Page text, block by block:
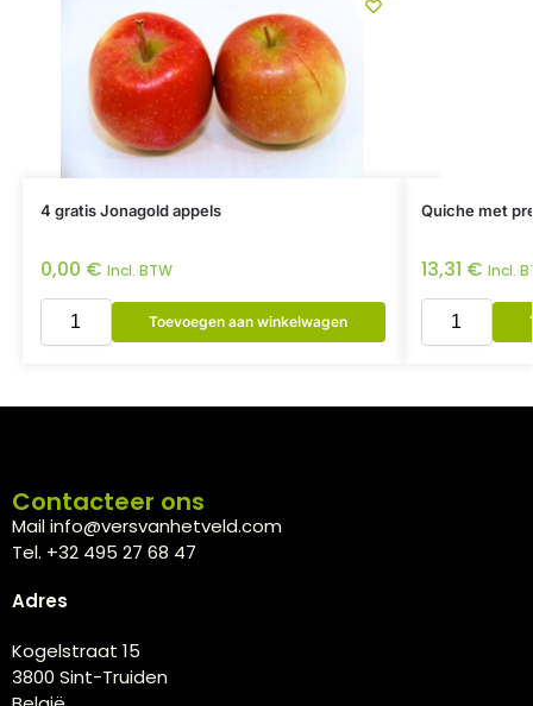
4 gratis Jonagold appels
0,00 € Incl. BTW
Toevoegen aan winkelwagen
Quiche met
13,31 € Incl.
Contacteer ons
Mail info@versvanhetveld.com
Tel. +32 495 27 68 47
Adres
Kogelstraat 15
3800 Sint-Truiden